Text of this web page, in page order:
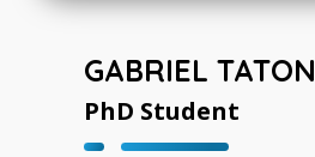
GABRIEL TATON
PhD Student